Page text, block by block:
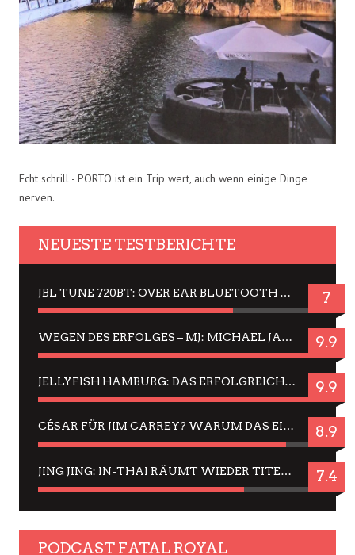
Echt schrill - PORTO ist ein Trip wert, auch wenn einige Dinge
nerven.
NEUESTE TESTBERICHTE
JBL TUNE 720BT: OVER EAR BLUETOOTH KOPFHÖRER UM DIE 50,-€ IM DAUER-TEST 7
WEGEN DES ERFOLGES – MJ: MICHAEL JACKSON MUSICAL IN EINER MATINEE SEHEN 9.9
JELLYFISH HAMBURG: DAS ERFOLGREICHE SOMMER-MENÜ 2025 IN GEFÜHLEN UND BILDERN 9.9
CÉSAR FÜR JIM CARREY? WARUM DAS EINER DER NERVIGSTEN ACTORS IST UND BLEIBT 8.9
JING JING: IN-THAI RÄUMT WIEDER TITEL AB – EIN ZWEI-STUNDEN-ERLEBNISBERICHT 7.4
PODCAST FATAL ROYAL